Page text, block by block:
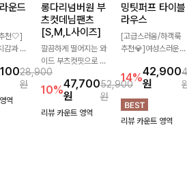
운드
천🤍]
감과 군
는 자
다.
지는
28,900
원
역
롱다리넘버원 부
츠컷데님팬츠
[S,M,L사이즈]
깔끔하게 떨어지는 와
이드 부츠컷핏으로 다
리 라인을 길어 보이
게 연출해주는 데님
팬츠입니다. 은은한
워싱이 더해져 캐주얼
10%47,700
원
52,900
원
리뷰 카운트 영역
밍팃퍼프 타이블
라우스
[고급스러움/하객룩
추천💎]여성스러운
디테일이 어우러져 우
아한 무드를 완성해주
는 7부 블라우스 🤍
여유로운 7부 소매로
편안하게 착용되며 데
14%42,900
원
리뷰 카운트 영역